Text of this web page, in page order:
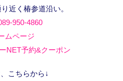
近く椿参道沿い。
950-4860
ムページ
NET予約&クーポン
こちらから↓